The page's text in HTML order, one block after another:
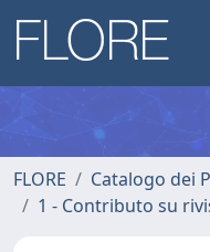
FLORE
Catalogo dei
1 - Contributo su